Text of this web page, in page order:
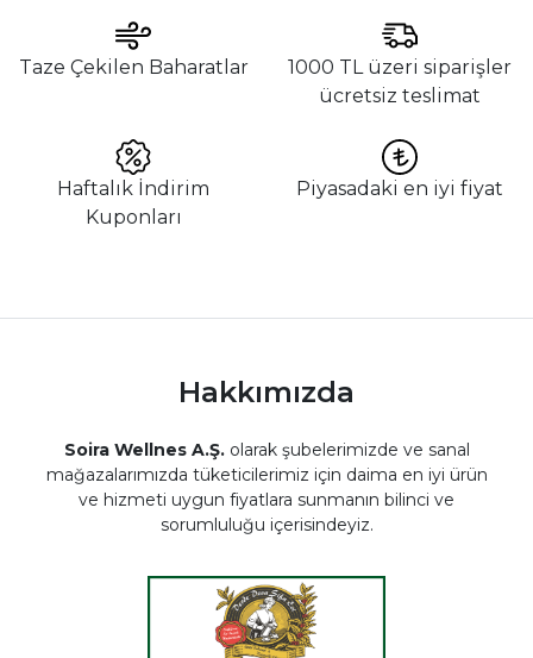
Taze Çekilen Baharatlar
1000 TL üzeri siparişler
ücretsiz teslimat
Haftalık İndirim
Kuponları
Piyasadaki en iyi fiyat
Hakkımızda
Soira Wellnes A.Ş.olarak şubelerimizde ve sanal
mağazalarımızda tüketicilerimiz için daima en iyi ürün
ve hizmeti uygun fiyatlara sunmanın bilinci ve
sorumluluğu içerisindeyiz.